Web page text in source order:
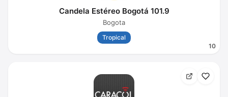
10
Candela Estéreo Bogotá 101.9
Bogota
Tropical